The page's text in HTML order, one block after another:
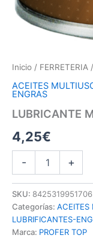
Inicio / FERRETERIA
ACEITES
ENGRAS
LUBRICANTE
4,25€
- +
SKU: 8425319951706
Categorías: ACEITES
LUBRIFICANTES-
Marca: PROFER TOP